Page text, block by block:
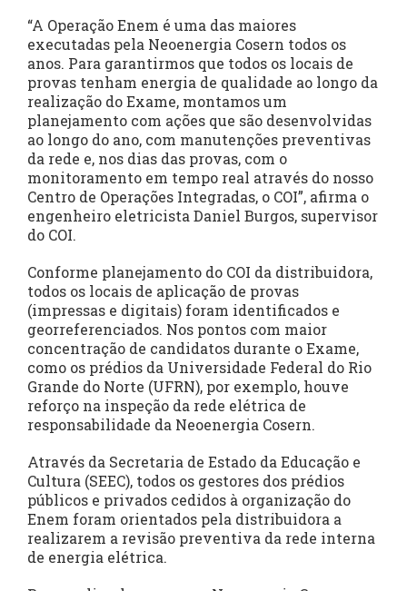
“A Operação Enem é uma das maiores
executadas pela Neoenergia Cosern todos os
anos. Para garantirmos que todos os locais de
provas tenham energia de qualidade ao longo da
realização do Exame, montamos um
planejamento com ações que são desenvolvidas
ao longo do ano, com manutenções preventivas
da rede e, nos dias das provas, com o
monitoramento em tempo real através do nosso
Centro de Operações Integradas, o COI”, afirma o
engenheiro eletricista Daniel Burgos, supervisor
do COI.
Conforme planejamento do COI da distribuidora,
todos os locais de aplicação de provas
(impressas e digitais) foram identificados e
georreferenciados. Nos pontos com maior
concentração de candidatos durante o Exame,
como os prédios da Universidade Federal do Rio
Grande do Norte (UFRN), por exemplo, houve
reforço na inspeção da rede elétrica de
responsabilidade da Neoenergia Cosern.
Através da Secretaria de Estado da Educação e
Cultura (SEEC), todos os gestores dos prédios
públicos e privados cedidos à organização do
Enem foram orientados pela distribuidora a
realizarem a revisão preventiva da rede interna
de energia elétrica.